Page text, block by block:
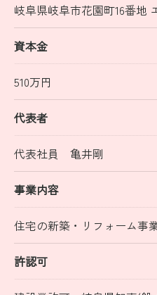
岐阜県岐阜市花園町16番地
資本金
510万円
代表者
代表社員 亀井剛
事業内容
住宅の新築・リフォーム事
許認可